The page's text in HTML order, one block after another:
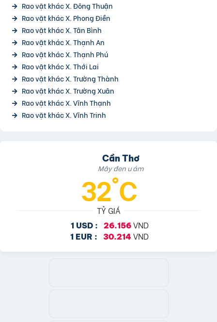
Rao vặt khác X. Đông Thuận
Rao vặt khác X. Phong Điền
Rao vặt khác X. Tân Bình
Rao vặt khác X. Thạnh An
Rao vặt khác X. Thạnh Phú
Rao vặt khác X. Thới Lai
Rao vặt khác X. Trường Thành
Rao vặt khác X. Trường Xuân
Rao vặt khác X. Vĩnh Thạnh
Rao vặt khác X. Vĩnh Trinh
Cần Thơ
Mây đen u ám
32°C
TỶ GIÁ
1 USD : 26.156VND
1 EUR : 30.214 VND